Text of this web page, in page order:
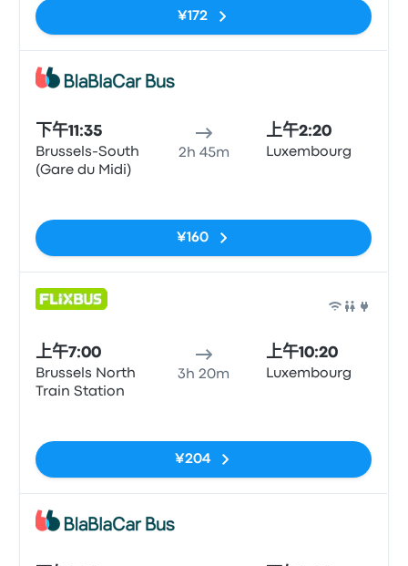
¥172
下午11:35
Brussels-South
(Gare du Midi)
2h 45m
上午2:20
Luxembourg
¥160
上午7:00
Brussels North
Train Station
3h 20m
上午10:20
Luxembourg
¥204